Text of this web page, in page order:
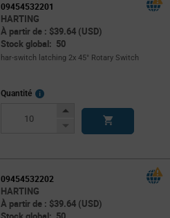
09454532201
HARTING
À partir de : $39.64 (USD)
Stock global: 50
har-switch latching 2x 45° Rotary Switch
Quantité
More
Increase
Decrease
09454532202
HARTING
À partir de : $39.64 (USD)